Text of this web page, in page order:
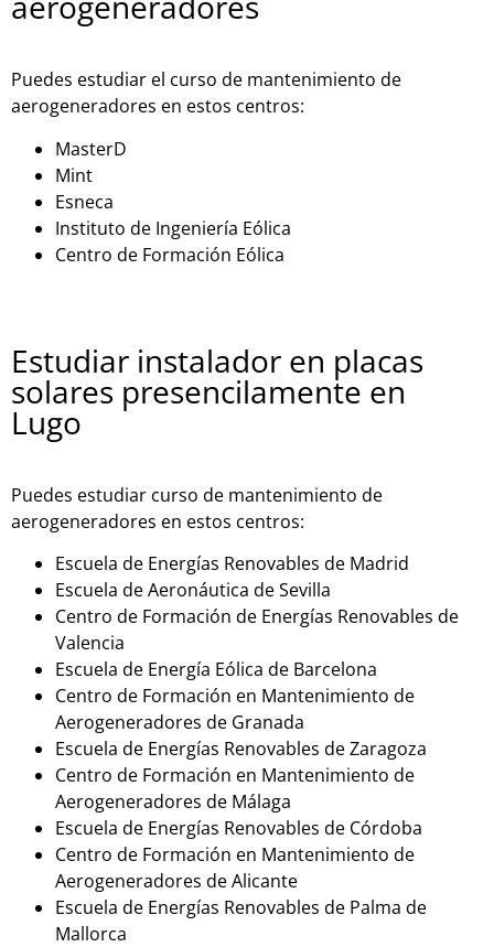
Puedes estudiar el curso de mantenimiento de
aerogeneradores en estos centros:
MasterD
Mint
Esneca
Instituto de Ingeniería Eólica
Centro de Formación Eólica
Estudiar instalador en placas
solares presencilamente en
Lugo
Puedes estudiar curso de mantenimiento de
aerogeneradores en estos centros:
Escuela de Energías Renovables de Madrid
Escuela de Aeronáutica de Sevilla
Centro de Formación de Energías Renovables de
Valencia
Escuela de Energía Eólica de Barcelona
Centro de Formación en Mantenimiento de
Aerogeneradores de Granada
Escuela de Energías Renovables de Zaragoza
Centro de Formación en Mantenimiento de
Aerogeneradores de Málaga
Escuela de Energías Renovables de Córdoba
Centro de Formación en Mantenimiento de
Aerogeneradores de Alicante
Escuela de Energías Renovables de Palma de
Mallorca